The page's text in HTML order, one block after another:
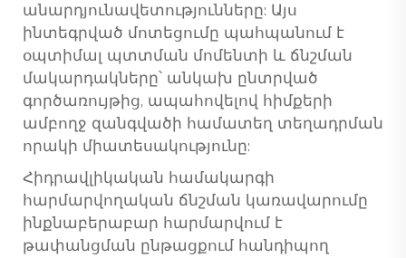
անարդյունավետությունները: Այս
ինտեգրված մոտեցումը պահպանում է
օպտիմալ պտտման մոմենտի և ճնշման
մակարդակները՝ անկախ ընտրված
գործառույթից, ապահովելով հիմքերի
ամբողջ զանգվածի համատեղ տեղադրման
որակի միատեսակությունը:
Հիդրավլիկական համակարգի
հարմարվողական ճնշման կառավարումը
ինքնաբերաբար հարմարվում է
թափանցման ընթացքում հանդիպող